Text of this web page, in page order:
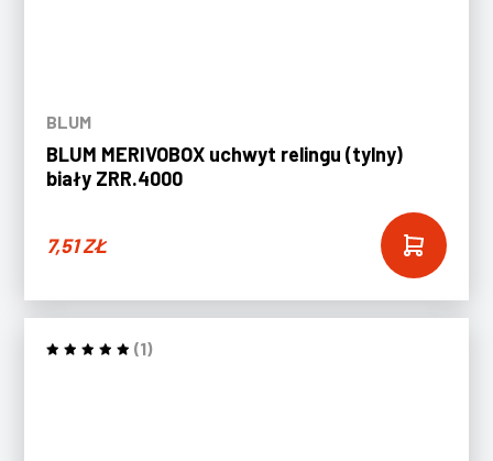
BLUM
BLUM MERIVOBOX uchwyt relingu (tylny)
biały ZRR.4000
7,51ZŁ
(1)